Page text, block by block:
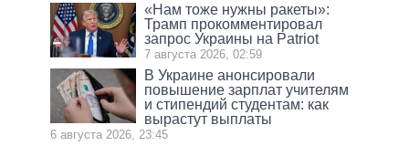
«Нам тоже нужны ракеты»:
Трамп прокомментировал
запрос Украины на Patriot
7 августа 2026, 02:59
В Украине анонсировали
повышение зарплат учителям
и стипендий студентам: как
вырастут выплаты
6 августа 2026, 23:45